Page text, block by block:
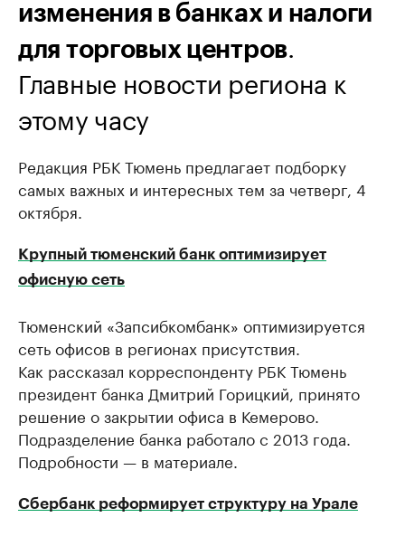
изменения в банках и налоги
для торговых центров.
Главные новости региона к
этому часу
Редакция РБК Тюмень предлагает подборку
самых важных и интересных тем за четверг, 4
октября.
Крупный тюменский банк оптимизирует
офисную сеть
​Тюменский «Запсибкомбанк» оптимизируется
сеть офисов в регионах присутствия.
Как рассказал корреспонденту РБК Тюмень
президент банка Дмитрий Горицкий, принято
решение о закрытии офиса в Кемерово.
Подразделение банка работало с 2013 года.
Подробности — в материале.
Сбербанк реформирует структуру на Урале